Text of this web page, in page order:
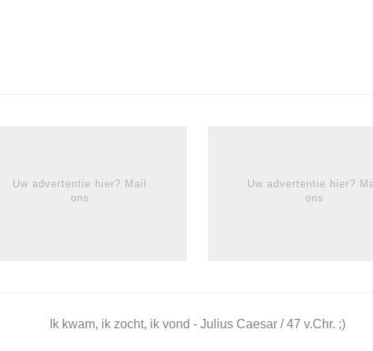
Uw advertentie hier? Mail
ons
Uw advertentie hier?
ons
Ik kwam, ik zocht, ik vond - Julius Caesar / 47 v.Chr. ;)